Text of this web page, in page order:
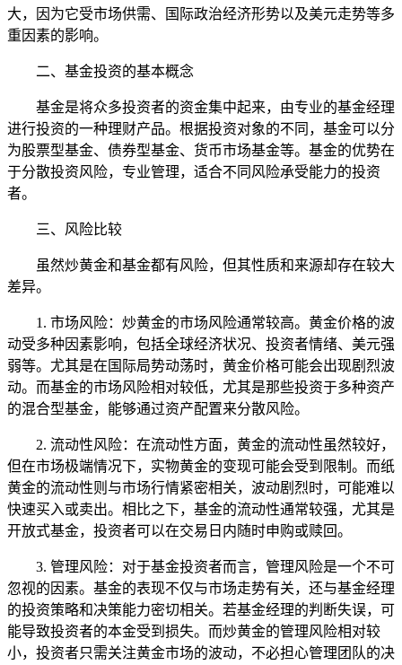
大，因为它受市场供需、国际政治经济形势以及美元走势等多
重因素的影响。
二、基金投资的基本概念
基金是将众多投资者的资金集中起来，由专业的基金经理
进行投资的一种理财产品。根据投资对象的不同，基金可以分
为股票型基金、债券型基金、货币市场基金等。基金的优势在
于分散投资风险，专业管理，适合不同风险承受能力的投资
者。
三、风险比较
虽然炒黄金和基金都有风险，但其性质和来源却存在较大
差异。
1. 市场风险：炒黄金的市场风险通常较高。黄金价格的波
动受多种因素影响，包括全球经济状况、投资者情绪、美元强
弱等。尤其是在国际局势动荡时，黄金价格可能会出现剧烈波
动。而基金的市场风险相对较低，尤其是那些投资于多种资产
的混合型基金，能够通过资产配置来分散风险。
2. 流动性风险：在流动性方面，黄金的流动性虽然较好，
但在市场极端情况下，实物黄金的变现可能会受到限制。而纸
黄金的流动性则与市场行情紧密相关，波动剧烈时，可能难以
快速买入或卖出。相比之下，基金的流动性通常较强，尤其是
开放式基金，投资者可以在交易日内随时申购或赎回。
3. 管理风险：对于基金投资者而言，管理风险是一个不可
忽视的因素。基金的表现不仅与市场走势有关，还与基金经理
的投资策略和决策能力密切相关。若基金经理的判断失误，可
能导致投资者的本金受到损失。而炒黄金的管理风险相对较
小，投资者只需关注黄金市场的波动，不必担心管理团队的决